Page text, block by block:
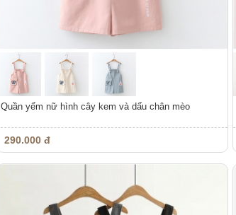
Quần yếm nữ hình cây kem và dấu chân mèo
290.000 đ